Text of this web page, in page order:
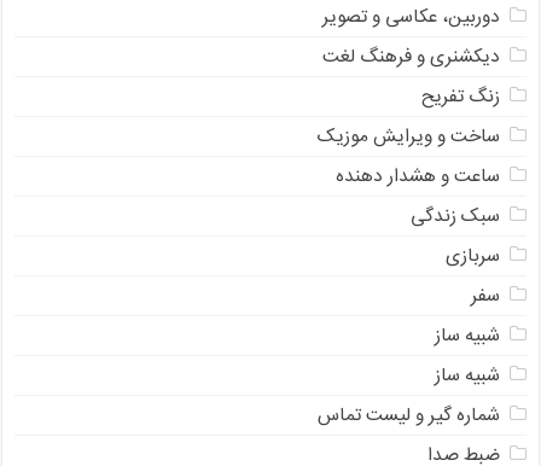
دوربین، عکاسی و تصویر
دیکشنری و فرهنگ لغت
زنگ تفریح
ساخت و ویرایش موزیک
ساعت و هشدار دهنده
سبک زندگی
سربازی
سفر
شبیه ساز
شبیه ساز
شماره گیر و لیست تماس
ضبط صدا